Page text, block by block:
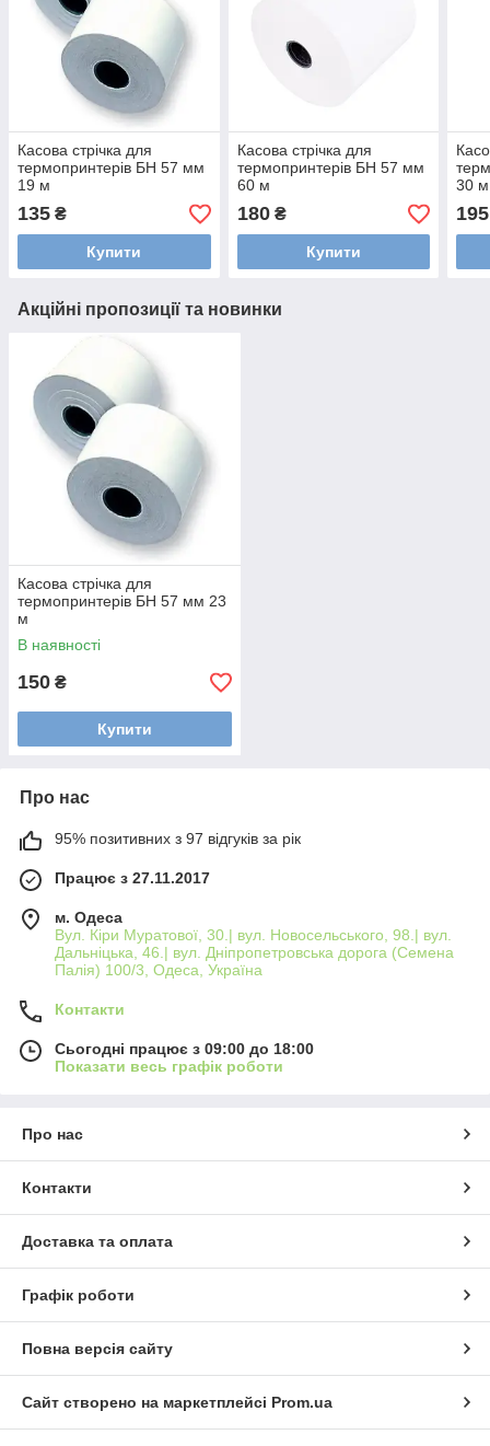
Касова стрічка для
термопринтерів БН 57 мм
19 м
135 ₴
Купити
Касова стрічка для
термопринтерів БН 57 мм
60 м
180₴
Купити
30 м
195
Акційні пропозиції та новинки
Касова стрічка для
термопринтерів БН 57 мм 23
м
В наявності
150 ₴
Купити
Про нас
95% позитивних з 97 відгуків за рік
Працює з 27.11.2017
м. Одеса
Вул. Кіри Муратової, 30.| вул. Новосельського, 98.| вул.
Дальніцька, 46.| вул. Дніпропетровська дорога (Семена
Палія) 100/3, Одеса, Україна
Контакти
Сьогодні працює з 09:00 до 18:00
Показати весь графік роботи
Про нас
Контакти
Доставка та оплата
Графік роботи
Повна версія сайту
Сайт створено на маркетплейсі Prom.ua